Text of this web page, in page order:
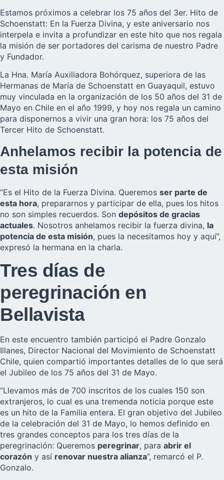
Estamos próximos a celebrar los 75 años del 3er. Hito de
Schoenstatt: En la Fuerza Divina, y este aniversario nos
interpela e invita a profundizar en este hito que nos regala
la misión de ser portadores del carisma de nuestro Padre
y Fundador.
La Hna. María Auxiliadora Bohórquez, superiora de las
Hermanas de María de Schoenstatt en Guayaquil, estuvo
muy vinculada en la organización de los 50 años del 31 de
Mayo en Chile en el año 1999, y hoy nos regala un camino
para disponernos a vivir una gran hora: los 75 años del
Tercer Hito de Schoenstatt.
Anhelamos recibir la potencia de
esta misión
“Es el Hito de la Fuerza Divina. Queremos ser parte de
esta hora, prepararnos y participar de ella, pues los hitos
no son simples recuerdos. Son depósitos de gracias
actuales. Nosotros anhelamos recibir la fuerza divina, la
potencia de esta misión, pues la necesitamos hoy y aquí”,
expresó la hermana en la charla.
Tres días de
peregrinación en
Bellavista
En este encuentro también participó el Padre Gonzalo
Illanes, Director Nacional del Movimiento de Schoenstatt
Chile, quien compartió importantes detalles de lo que será
el Jubileo de los 75 años del 31 de Mayo.
“Llevamos más de 700 inscritos de los cuales 150 son
extranjeros, lo cual es una tremenda noticia porque este
es un hito de la Familia entera. El gran objetivo del Jubileo
de la celebración del 31 de Mayo, lo hemos definido en
tres grandes conceptos para los tres días de la
peregrinación: Queremos peregrinar, para abrir el
corazón y así renovar nuestra alianza”, remarcó el P.
Gonzalo.